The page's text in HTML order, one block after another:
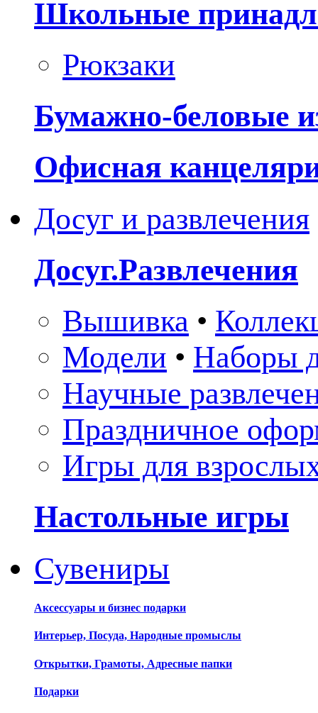
Школьные
Рюкзаки
Бумажно-беловые
Офисная
Досуг и развлечения
Досуг.Развлечения
Вышивка •
Модели • Наборы
Научные
Праздничное
Игры для
Настольные игры
Сувениры
Аксессуары и бизнес подарки
Интерьер, Посуда, Народные промыслы
Открытки, Грамоты, Адресные папки
Подарки